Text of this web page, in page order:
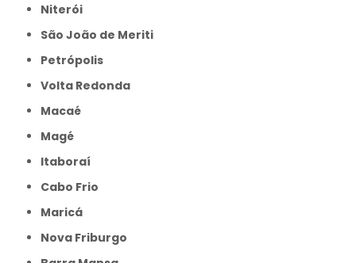
Niterói
São João de Meriti
Petrópolis
Volta Redonda
Macaé
Magé
Itaboraí
Cabo Frio
Maricá
Nova Friburgo